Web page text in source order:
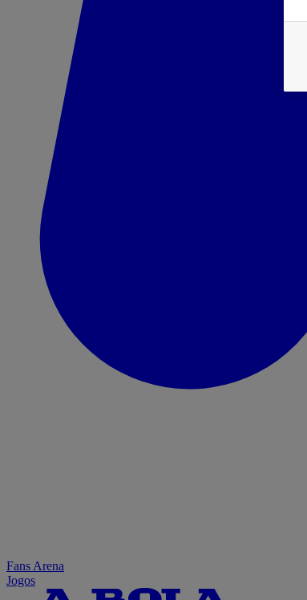
Fans Arena
Jogos